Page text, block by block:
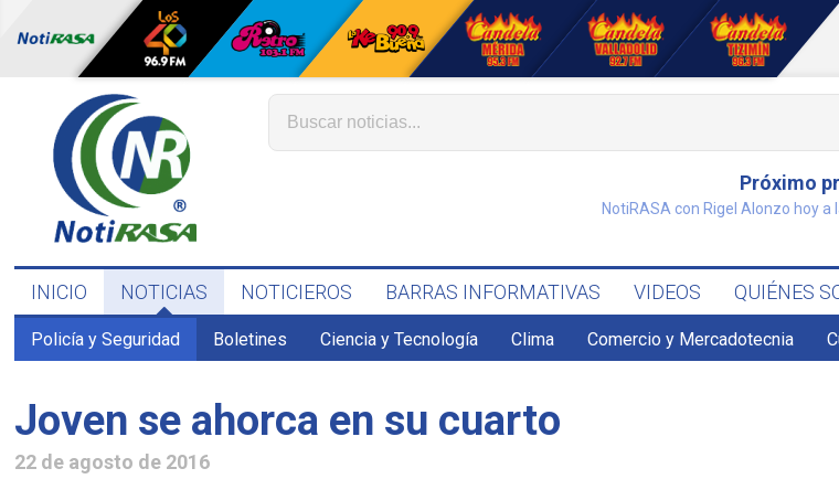
Próximo
NotiRASA con Rigel Alonzo hoy a
INICIO NOTICIAS NOTICIEROS BARRAS INFORMATIVAS VIDEOS QUIÉNES
Policía y Seguridad Boletines Ciencia y Tecnología Clima Comercio y Mercadotecnia
Joven se ahorca en su cuarto
22 de agosto de 2016